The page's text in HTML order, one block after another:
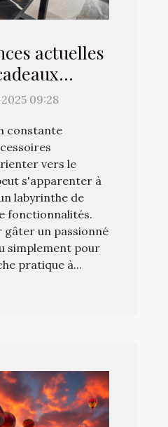
actuelles
et
09:28
constante
vers le
s'apparenter à
labyrinthe de
fonctionnalités.
gâter un passionné
simplement pour
pratique à...